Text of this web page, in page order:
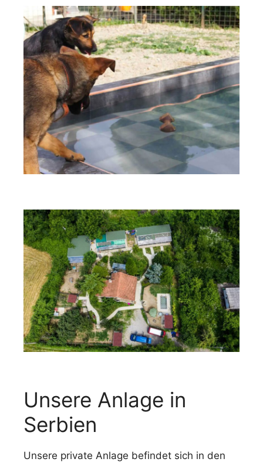
Unsere Anlage in
Serbien
Unsere private Anlage befindet sich in den